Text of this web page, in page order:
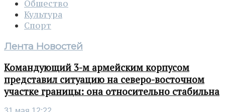
Общество
Культура
Спорт
Лента Новостей
Командующий 3-м армейским корпусом
представил ситуацию на северо-восточном
участке границы: она относительно стабильна